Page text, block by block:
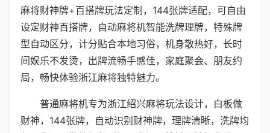
麻将财神牌+百搭牌玩法定制，144张牌适配，可自由
设定财神百搭牌，自动麻将机智能洗牌理牌，特殊牌
型自动区分，计分贴合本地习俗，机身散热好，长时
间娱乐不发烫，出牌流畅手感佳，家庭聚会、朋友约
局，畅快体验浙江麻将独特魅力。
普通麻将机专为浙江绍兴麻将玩法设计，白板做
财神，144张牌，自动识别财神牌，理牌清晰，洗牌均